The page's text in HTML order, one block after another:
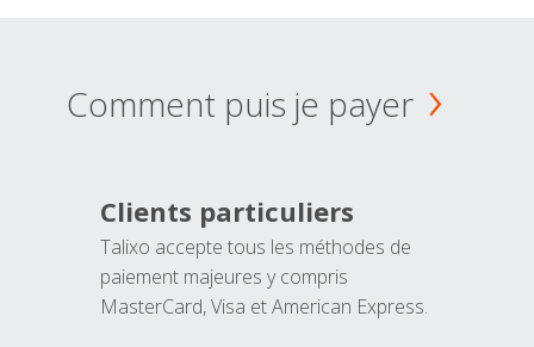
Comment puis je payer
Clients particuliers
Talixo accepte tous les méthodes de
paiement majeures y compris
MasterCard, Visa et American Express.